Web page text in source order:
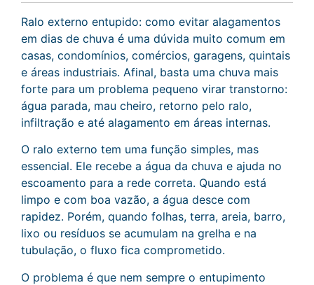
Ralo externo entupido: como evitar alagamentos
em dias de chuva é uma dúvida muito comum em
casas, condomínios, comércios, garagens, quintais
e áreas industriais. Afinal, basta uma chuva mais
forte para um problema pequeno virar transtorno:
água parada, mau cheiro, retorno pelo ralo,
infiltração e até alagamento em áreas internas.
O ralo externo tem uma função simples, mas
essencial. Ele recebe a água da chuva e ajuda no
escoamento para a rede correta. Quando está
limpo e com boa vazão, a água desce com
rapidez. Porém, quando folhas, terra, areia, barro,
lixo ou resíduos se acumulam na grelha e na
tubulação, o fluxo fica comprometido.
O problema é que nem sempre o entupimento